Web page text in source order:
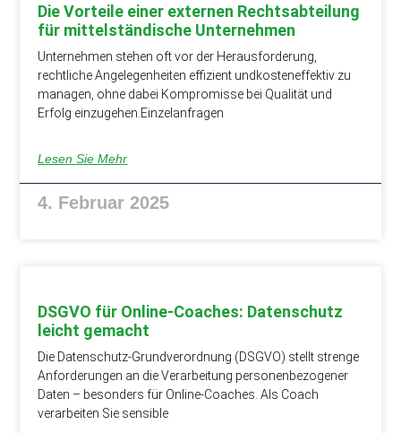
Die Vorteile einer externen Rechtsabteilung
für mittelständische Unternehmen
Unternehmen stehen oft vor der Herausforderung,
rechtliche Angelegenheiten effizient undkosteneffektiv zu
managen, ohne dabei Kompromisse bei Qualität und
Erfolg einzugehen.Einzelanfragen
Lesen Sie Mehr
4. Februar 2025
DSGVO für Online-Coaches: Datenschutz
leicht gemacht
Die Datenschutz-Grundverordnung (DSGVO) stellt strenge
Anforderungen an die Verarbeitung personenbezogener
Daten – besonders für Online-Coaches. Als Coach
verarbeiten Sie sensible